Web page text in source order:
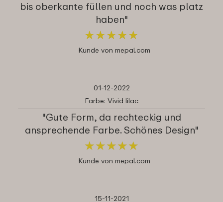
bis oberkante füllen und noch was platz
haben"
★★★★★
★★★★★
Kunde von mepal.com
01-12-2022
Farbe: Vivid lilac
"Gute Form, da rechteckig und
ansprechende Farbe. Schönes Design"
★★★★★
★★★★★
Kunde von mepal.com
15-11-2021